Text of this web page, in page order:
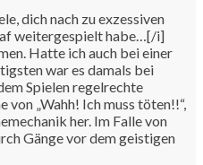
dich nach zu exzessiven
weitergespielt habe…[/i]
Hatte ich auch bei einer
war es damals bei
Spielen regelrechte
von „Wahh! Ich muss töten!!“,
her. Im Falle von
Gänge vor dem geistigen